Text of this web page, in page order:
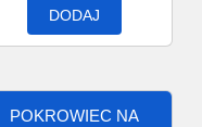
DODAJ
POKROWIEC NA